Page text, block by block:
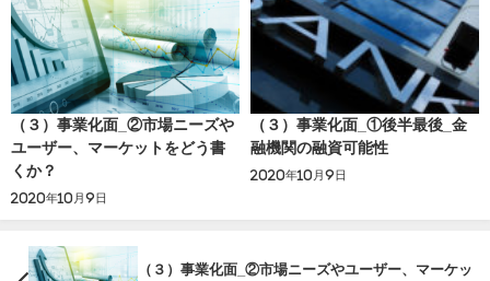
（３）事業化面_②市場ニーズや
ユーザー、マーケットをどう書
くか？
2020年10月9日
（３）事業化面_①後半最後_金
融機関の融資可能性
2020年10月9日
（３）事業化面_②市場ニーズやユーザー、マーケッ